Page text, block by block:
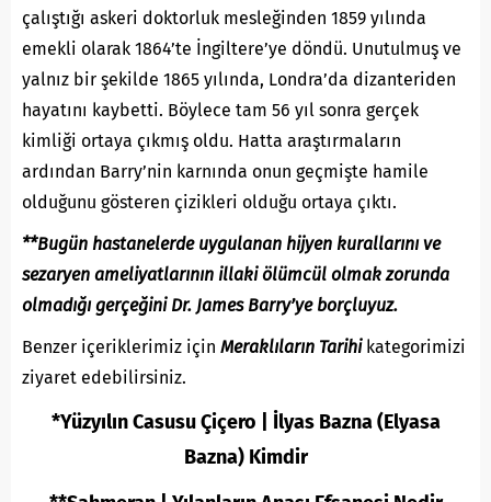
çalıştığı askeri doktorluk mesleğinden 1859 yılında
emekli olarak 1864’te İngiltere’ye döndü. Unutulmuş ve
yalnız bir şekilde 1865 yılında, Londra’da dizanteriden
hayatını kaybetti. Böylece tam 56 yıl sonra gerçek
kimliği ortaya çıkmış oldu. Hatta araştırmaların
ardından Barry’nin karnında onun geçmişte hamile
olduğunu gösteren çizikleri olduğu ortaya çıktı.
**Bugün hastanelerde uygulanan hijyen kurallarını ve
sezaryen ameliyatlarının illaki ölümcül olmak zorunda
olmadığı gerçeğini Dr. James Barry’ye borçluyuz.
Benzer içeriklerimiz için Meraklıların Tarihi kategorimizi
ziyaret edebilirsiniz.
*Yüzyılın Casusu Çiçero | İlyas Bazna (Elyasa
Bazna) Kimdir